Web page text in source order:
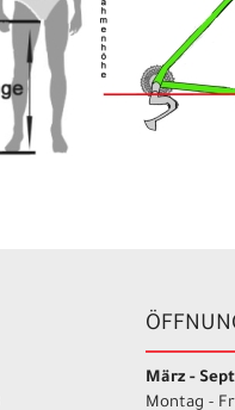
März -
Montag -